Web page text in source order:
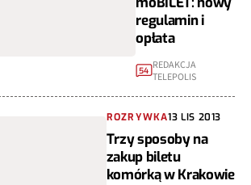
regulamin i
opłata
54 REDAKCJA
TELEPOLIS
ROZRYWKA13 LIS 2013
Trzy sposoby na
zakup biletu
komórką w Krakowie